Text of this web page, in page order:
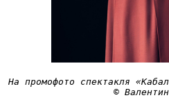
На промофото спектакля
©